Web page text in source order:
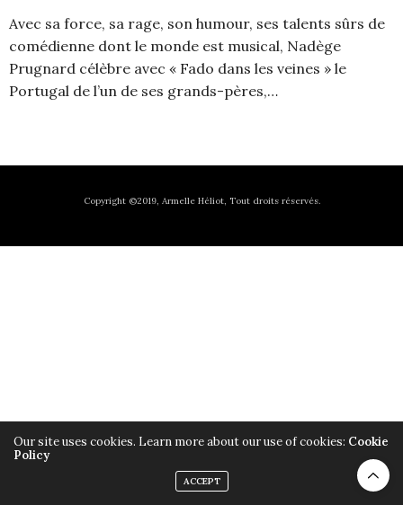
Avec sa force, sa rage, son humour, ses talents sûrs de
comédienne dont le monde est musical, Nadège
Prugnard célèbre avec « Fado dans les veines » le
Portugal de l’un de ses grands-pères,…
Copyright ©2019, Armelle Héliot, Tout droits réservés.
Our site uses cookies. Learn more about our use of cookies: Cookie
Policy
ACCEPT